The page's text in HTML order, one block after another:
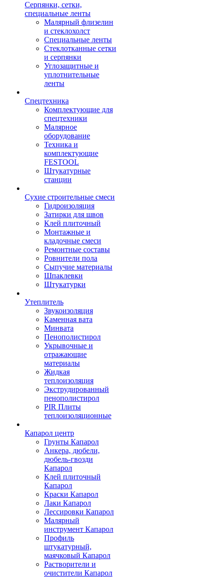
Серпянки, сетки,
специальные ленты
Малярный флизелин
и стеклохолст
Специальные ленты
Стеклотканные сетки
и серпянки
Углозащитные и
уплотнительные
ленты
Спецтехника
Комплектующие для
спецтехники
Малярное
оборудование
Техника и
комплектующие
FESTOOL
Штукатурные
станции
Сухие строительные смеси
Гидроизоляция
Затирки для швов
Клей плиточный
Монтажные и
кладочные смеси
Ремонтные составы
Ровнители пола
Сыпучие материалы
Шпаклевки
Штукатурки
Утеплитель
Звукоизоляция
Каменная вата
Минвата
Пенополистирол
Укрывочные и
отражающие
материалы
Жидкая
теплоизоляция
Экструдированный
пенополистирол
PIR Плиты
теплоизоляционные
Капарол центр
Грунты Капарол
Анкера, дюбели,
дюбель-гвозди
Капарол
Клей плиточный
Капарол
Краски Капарол
Лаки Капарол
Лессировки Капарол
Малярный
инструмент Капарол
Профиль
штукатурный,
маячковый Капарол
Растворители и
очистители Капарол